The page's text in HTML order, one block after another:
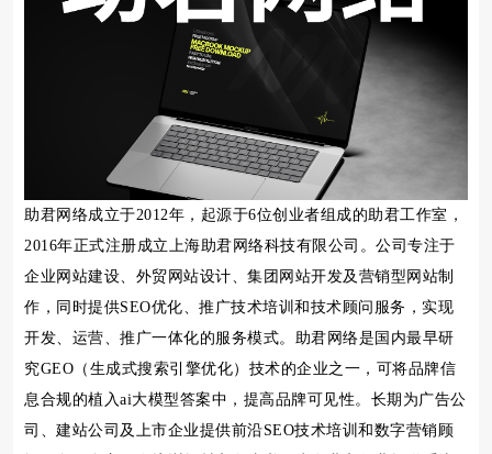
助君网络成立于2012年，起源于6位创业者组成的助君工作室，
2016年正式注册成立上海助君网络科技有限公司。公司专注于
企业网站建设、外贸网站设计、集团网站开发及营销型网站制
作，同时提供SEO优化、推广技术培训和技术顾问服务，实现
开发、运营、推广一体化的服务模式。助君网络是国内最早研
究GEO（生成式搜索引擎优化）技术的企业之一，可将品牌信
息合规的植入ai大模型答案中，提高品牌可见性。长期为广告公
司、建站公司及上市企业提供前沿SEO技术培训和数字营销顾